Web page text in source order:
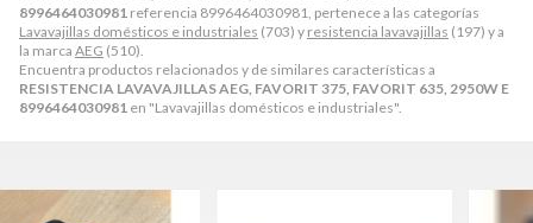
8996464030981 referencia 8996464030981, pertenece a las categorías
Lavavajillas domésticos e industriales (703) y resistencia lavavajillas (197) y a
la marca AEG (510).
Encuentra productos relacionados y de similares características a
RESISTENCIA LAVAVAJILLAS AEG, FAVORIT 375, FAVORIT 635, 2950W E
8996464030981 en "Lavavajillas domésticos e industriales".